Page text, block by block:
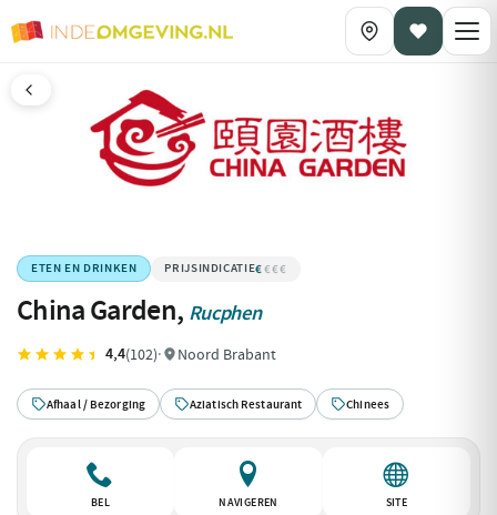
ETEN EN DRINKEN €
€€€€
China Garden, Rucphen
4,4(102)· Noord Brabant
Afhaal / Bezorging Aziatisch Restaurant Chinees
BEL NAVIGEREN SITE